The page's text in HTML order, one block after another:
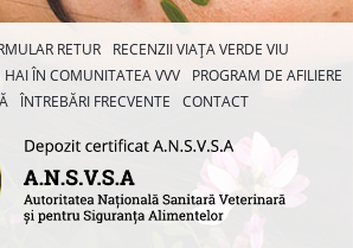
RETUR
RECENZII VIAȚA VERDE VIU
HAI ÎN COMUNITATEA VVV
PROGRAM DE AFILIERE
ÎNTREBĂRI FRECVENTE CONTACT